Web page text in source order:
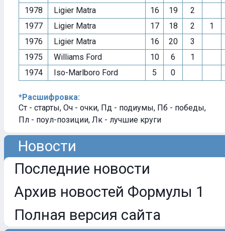
1978
Ligier Matra 16 19
2
1977
Ligier Matra 17 18 2
1
1976
Ligier Matra 16 20
3
1975
Williams Ford 10 6
1
1974
Iso-Marlboro Ford 5 0
*Расшифровка:
Ст - старты, Оч - очки, Пд - подиумы, Пб - победы,
Пл - поул-позиции, Лк - лучшие круги
Новости
Последние новости
Архив новостей Формулы 1
Полная версия сайта